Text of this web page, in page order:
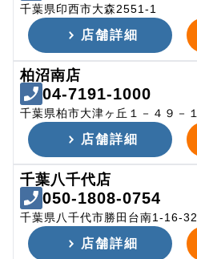
千葉県印西市大森2551-1
店舗詳細
柏沼南店
04-7191-1000
千葉県柏市大津ヶ丘１－４９－１
店舗詳細
千葉八千代店
050-1808-0754
千葉県八千代市勝田台南1-16-32
店舗詳細